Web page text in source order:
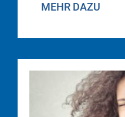
MEHR DAZU